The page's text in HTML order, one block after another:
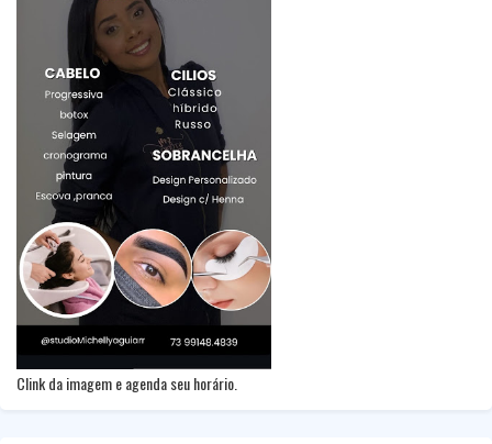
Clink da imagem e agenda seu horário.